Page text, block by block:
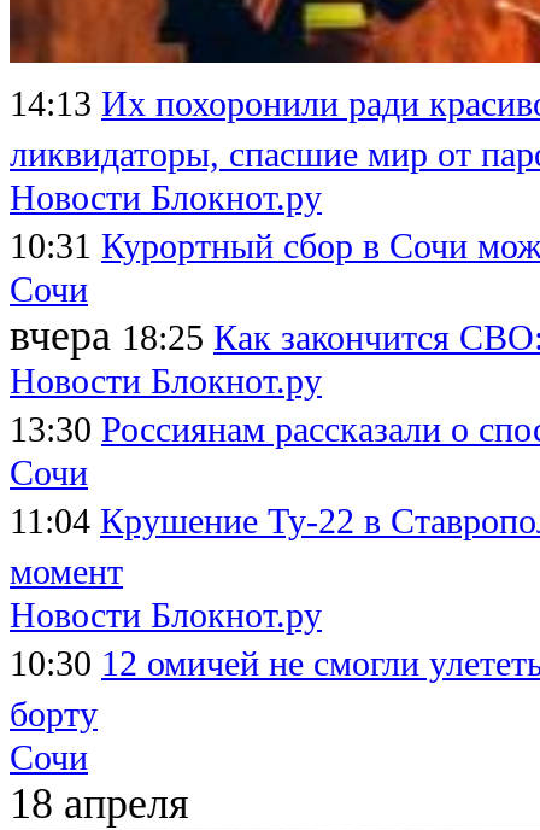
14:13 Их похоронили ради
ликвидаторы, спасшие мир от
Новости Блокнот.ру
10:31 Курортный сбор в Сочи
Сочи
вчера 18:25 Как закончится
Новости Блокнот.ру
13:30 Россиянам рассказали о
Сочи
11:04 Крушение Ту-22 в
момент
Новости Блокнот.ру
10:30 12 омичей не смогли
борту
Сочи
18 апреля